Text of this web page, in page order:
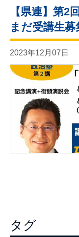
【県連】第2
まだ受講生募
2023年12月07日
タグ